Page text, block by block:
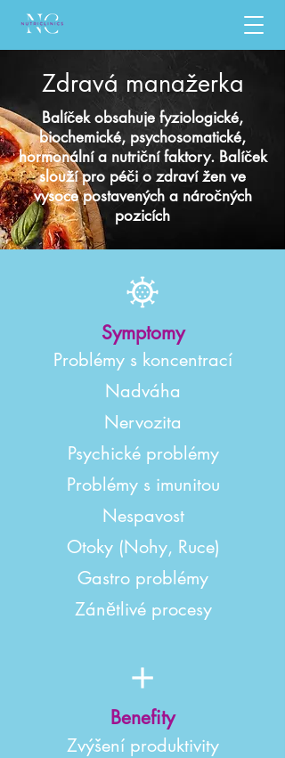
Zdravá manažerka
Balíček obsahuje fyziologické,
biochemické, psychosomatické,
hormonální a nutriční faktory. Balíček
slouží pro péči o zdraví žen ve
vysoce postavených a náročných
pozicích
Symptomy
Problémy s koncentrací
Nadváha
Nervozita
Psychické problémy
Problémy s imunitou
Nespavost
Otoky (Nohy, Ruce)
Gastro problémy
Zánětlivé procesy
Benefity
Zvýšení produktivity